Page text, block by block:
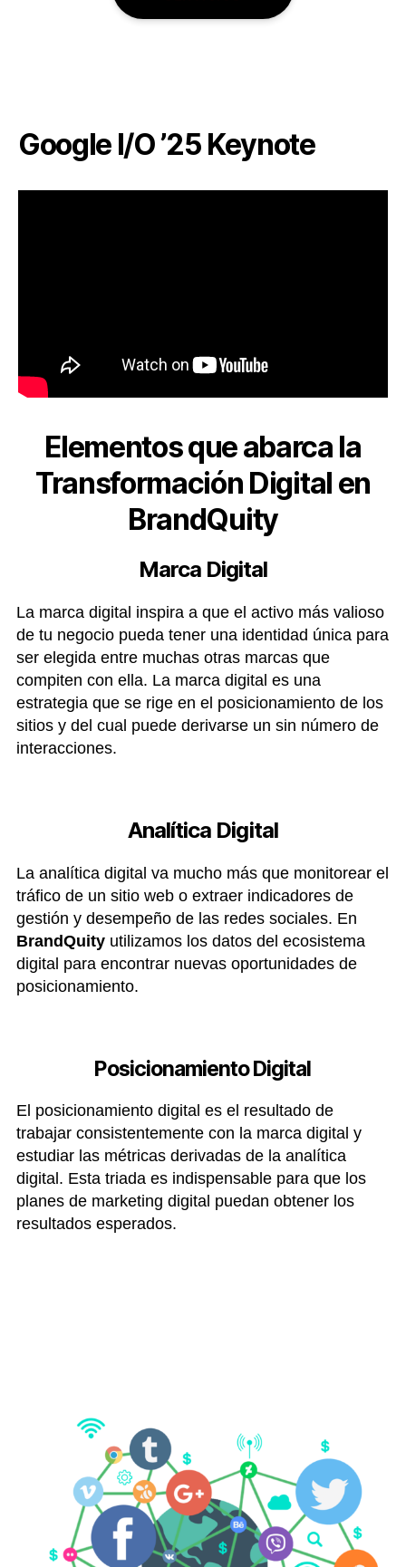
Google I/O ’25 Keynote
Elementos que abarca la
Transformación Digital en
BrandQuity
Marca Digital
La marca digital inspira a que el activo más valioso
de tu negocio pueda tener una identidad única para
ser elegida entre muchas otras marcas que
compiten con ella. La marca digital es una
estrategia que se rige en el posicionamiento de los
sitios y del cual puede derivarse un sin número de
interacciones.
Analítica Digital
La analítica digital va mucho más que monitorear el
tráfico de un sitio web o extraer indicadores de
gestión y desempeño de las redes sociales. En
BrandQuity utilizamos los datos del ecosistema
digital para encontrar nuevas oportunidades de
posicionamiento.
Posicionamiento Digital
El posicionamiento digital es el resultado de
trabajar consistentemente con la marca digital y
estudiar las métricas derivadas de la analítica
digital. Esta triada es indispensable para que los
planes de marketing digital puedan obtener los
resultados esperados.